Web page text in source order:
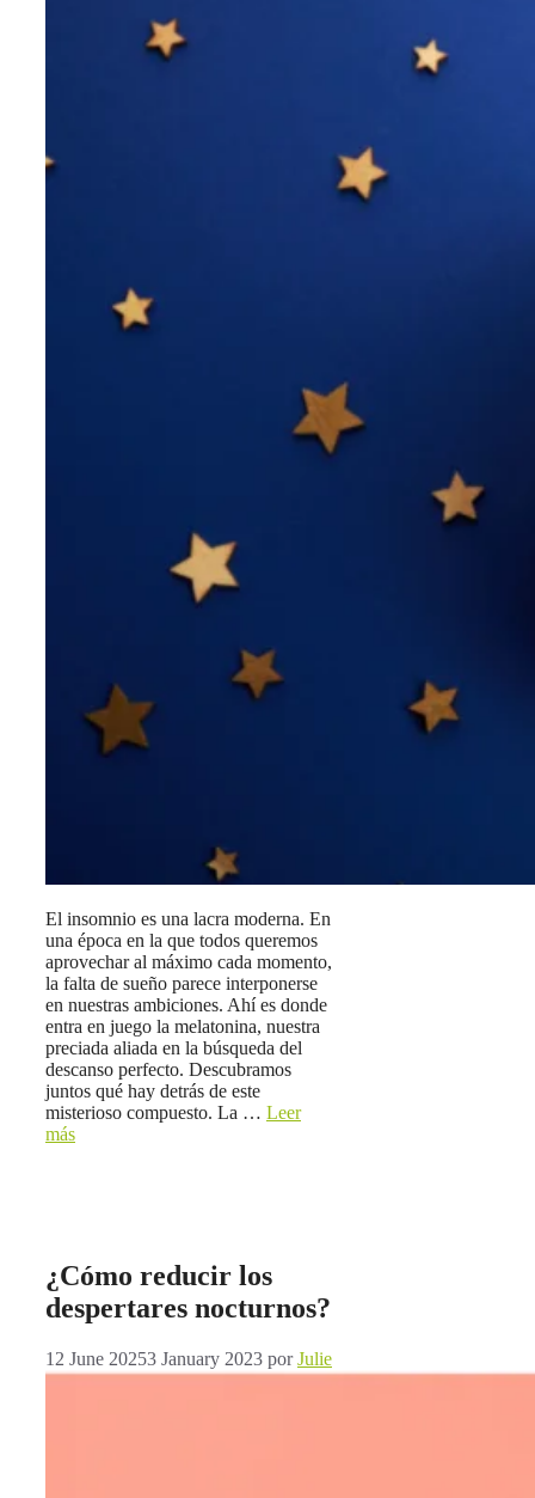
El insomnio es una lacra moderna. En
una época en la que todos queremos
aprovechar al máximo cada momento,
la falta de sueño parece interponerse
en nuestras ambiciones. Ahí es donde
entra en juego la melatonina, nuestra
preciada aliada en la búsqueda del
descanso perfecto. Descubramos
juntos qué hay detrás de este
misterioso compuesto. La … Leer
más
¿Cómo reducir los
despertares nocturnos?
12 June 20253 January 2023 porJulie